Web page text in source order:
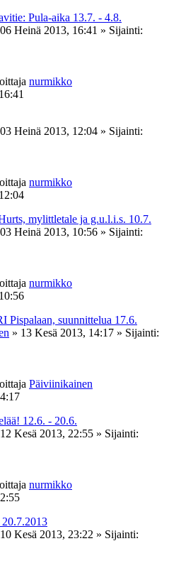
Pula-aika 13.7. - 4.8.
06 Heinä 2013, 16:41 » Sijainti:
nurmikko
03 Heinä 2013, 12:04 » Sijainti:
nurmikko
mylittletale ja g.u.l.i.s. 10.7.
03 Heinä 2013, 10:56 » Sijainti:
nurmikko
suunnittelua 17.6.
» 13 Kesä 2013, 14:17 » Sijainti:
Päiviinikainen
12.6. - 20.6.
12 Kesä 2013, 22:55 » Sijainti:
nurmikko
10 Kesä 2013, 23:22 » Sijainti: